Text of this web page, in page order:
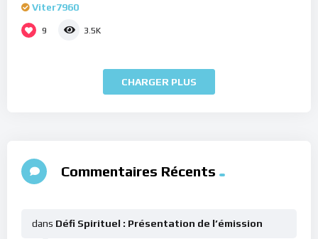
Viter7960
9 3.5K
CHARGER PLUS
Commentaires Récents
dans Défi Spirituel : Présentation de l’émission